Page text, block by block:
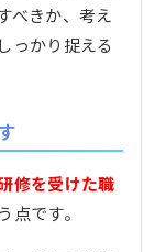
べきか、考え
っかり捉える
研修を受けた職
点です。